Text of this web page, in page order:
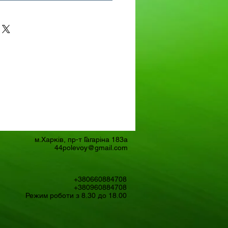
м.Харків, пр-т Гагаріна 183а
44polevoy@gmail.com
+380660884708
+380960884708
Режим роботи з 8.30 до 18.00